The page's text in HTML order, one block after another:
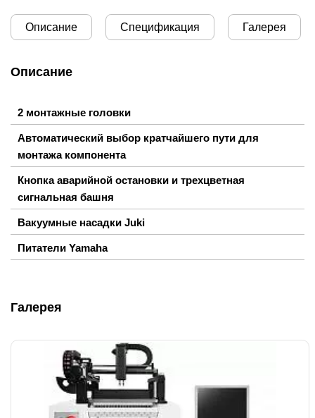
Описание Спецификация Галерея
Описание
2 монтажные головки
Автоматический выбор кратчайшего пути для
монтажа компонента
Кнопка аварийной остановки и трехцветная
сигнальная башня
Вакуумные насадки Juki
Питатели Yamaha
Галерея